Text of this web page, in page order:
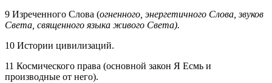
9 Изреченного Слова (огненного, энергетичного Слова, звуков
Света, священного языка живого Света).
10 Истории цивилизаций.
11 Космического права (основной закон Я Есмь и
производные от него).